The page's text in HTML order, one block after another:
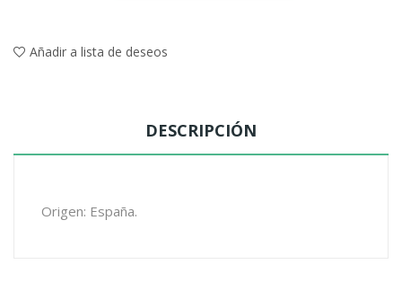
Añadir a lista de deseos
DESCRIPCIÓN
Origen: España.